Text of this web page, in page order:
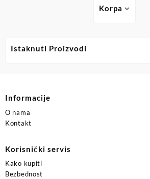
Korpa
Istaknuti Proizvodi
Informacije
O nama
Kontakt
Korisnički servis
Kako kupiti
Bezbednost